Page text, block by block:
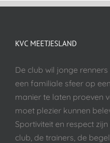
KVC MEETJESLAND
De club wil jonge
een familiale sfeer op
manier te laten proeven
moet plezier kunnen
Sportiviteit en respect
club, de trainers, de